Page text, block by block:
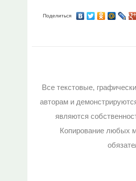
Поделиться
Все текстовые,
авторам и
являются
Копирование любых